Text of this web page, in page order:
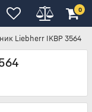
0
Liebherr IKBP 3564